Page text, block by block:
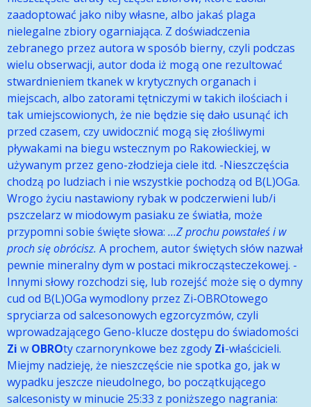
zaadoptować jako niby własne, albo jakaś plaga
nielegalne zbiory ogarniająca. Z doświadczenia
zebranego przez autora w sposób bierny, czyli podczas
wielu obserwacji, autor doda iż mogą one rezultować
stwardnieniem tkanek w krytycznych organach i
miejscach, albo zatorami tętniczymi w takich ilościach i
tak umiejscowionych, że nie będzie się dało usunąć ich
przed czasem, czy uwidocznić mogą się złośliwymi
pływakami na biegu wstecznym po Rakowieckiej, w
używanym przez geno-złodzieja ciele itd. -Nieszczęścia
chodzą po ludziach i nie wszystkie pochodzą od B(L)OGa.
Wrogo życiu nastawiony rybak w podczerwieni lub/i
pszczelarz w miodowym pasiaku ze światła, może
przypomni sobie święte słowa: ...Z prochu powstałeś i w
proch się obrócisz. A prochem, autor świętych słów nazwał
pewnie mineralny dym w postaci mikrocząsteczekowej. -
Innymi słowy rozchodzi się, lub rozejść może się o dymny
cud od B(L)OGa wymodlony przez Zi-OBROtowego
spryciarza od salcesonowych egzorcyzmów, czyli
wprowadzającego Geno-klucze dostępu do świadomości
Zi w OBROty czarnorynkowe bez zgody Zi-właścicieli.
Miejmy nadzieję, że nieszczęście nie spotka go, jak w
wypadku jeszcze nieudolnego, bo początkującego
salcesonisty w minucie 25:33 z poniższego nagrania: